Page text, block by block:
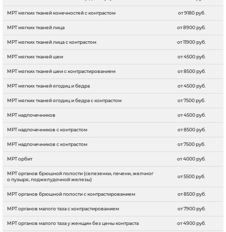
МРТ мягких тканей конечностей c контрастом от 9180 руб.
МРТ мягких тканей лица от 8900 руб.
МРТ мягких тканей лица с контрастом от 11900 руб.
МРТ мягких тканей шеи от 4500 руб.
МРТ мягких тканей шеи с контрастированием от 8500 руб.
МРТ мягких тканей ягодиц и бедра от 4500 руб.
МРТ мягких тканей ягодиц и бедра с контрастом от 7500 руб.
МРТ надпочечников от 4500 руб.
МРТ надпочечников c контрастом от 8500 руб.
МРТ надпочечников с контрастом от 7500 руб.
МРТ орбит от 4000 руб.
МРТ органов брюшной полости (селезенки, печени, желчног
о пузыря, поджелудочной железы)
от 5500 руб.
МРТ органов брюшной полости с контрастированием от 8500 руб.
МРТ органов малого таза с контрастированием от 7900 руб.
МРТ органов малого таза у женщин без цены контраста от 4900 руб.